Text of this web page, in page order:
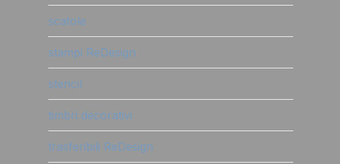
scatole
stampi ReDesign
stencil
timbri decorativi
trasferibili ReDesign